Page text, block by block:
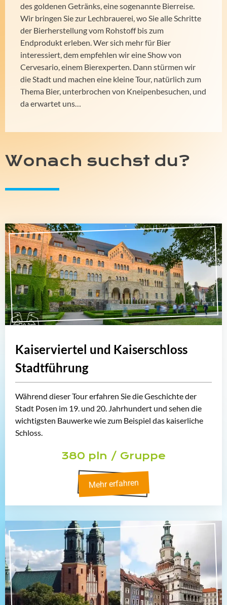
des goldenen Getränks, eine sogenannte Bierreise.
Wir bringen Sie zur Lechbrauerei, wo Sie alle Schritte
der Bierherstellung vom Rohstoff bis zum
Endprodukt erleben. Wer sich mehr für Bier
interessiert, dem empfehlen wir eine Show von
Cervesario, einem Bierexperten. Dann stürmen wir
die Stadt und machen eine kleine Tour, natürlich zum
Thema Bier, unterbrochen von Kneipenbesuchen, und
da erwartet uns…
Wonach suchst du?
Kaiserviertel und Kaiserschloss
Stadtführung
Während dieser Tour erfahren Sie die Geschichte der
Stadt Posen im 19. und 20. Jahrhundert und sehen die
wichtigsten Bauwerke wie zum Beispiel das kaiserliche
Schloss.
380 pln / Gruppe
Mehr erfahren